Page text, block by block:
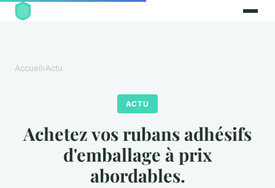
Accueil›Actu
ACTU
Achetez vos rubans adhésifs
d'emballage à prix
abordables.